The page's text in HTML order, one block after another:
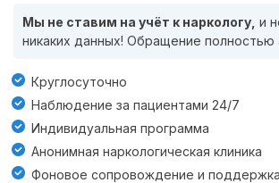
Мы не ставим на учёт к наркологу, и
никаких данных! Обращение полностью
Круглосуточно
Наблюдение за пациентами 24/7
Индивидуальная программа
Анонимная наркологическая клиника
Фоновое сопровождение и